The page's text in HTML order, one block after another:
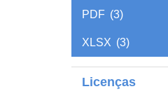
PDF (3)
XLSX (3)
Licenças